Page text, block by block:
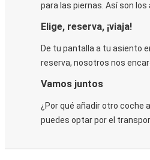
para las piernas. Así son
Elige, reserva, ¡viaja!
De tu pantalla a tu asiento
reserva, nosotros nos
Vamos juntos
¿Por qué añadir otro coche
puedes optar por el